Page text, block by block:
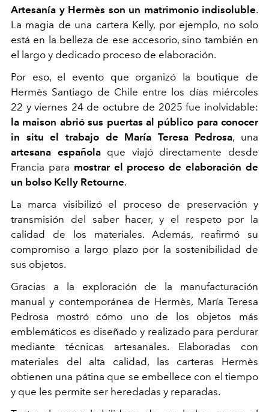
Artesanía y Hermès son un matrimonio indisoluble.
La magia de una cartera Kelly, por ejemplo, no solo
está en la belleza de ese accesorio, sino también en
el largo y dedicado proceso de elaboración.
Por eso, el evento que organizó la boutique de
Hermès Santiago de Chile entre los días miércoles
22 y viernes 24 de octubre de 2025 fue inolvidable:
la maison abrió sus puertas al público para conocer
in situel trabajo de María Teresa Pedrosa, una
artesana españolaque viajó directamente desde
Francia para mostrar el proceso de elaboración de
un bolso Kelly Retourne.
La marca visibilizó el proceso de preservación y
transmisión del saber hacer, y el respeto por la
calidad de los materiales. Además, reafirmó su
compromiso a largo plazo por la sostenibilidad de
sus objetos.
Gracias a la exploración de la manufacturación
manual y contemporánea de Hermès, María Teresa
Pedrosa mostró cómo uno de los objetos más
emblemáticos es diseñado y realizado para perdurar
mediante técnicas artesanales. Elaboradas con
materiales del alta calidad, las carteras Hermès
obtienen una pátina que se embellece con el tiempo
y que les permite ser heredadas y reparadas.